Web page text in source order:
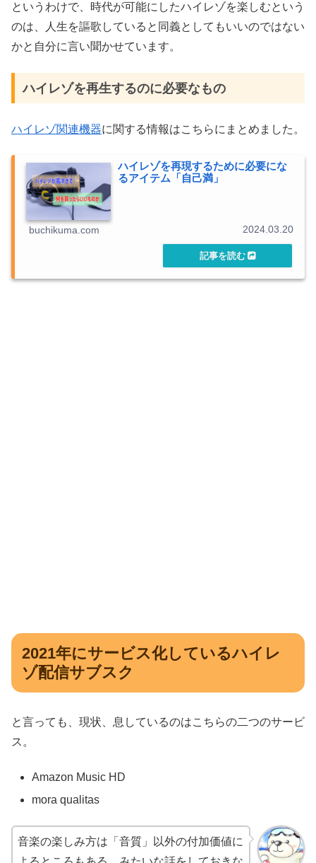
というわけで、時代が可能にしたハイレゾを楽しむという
のは、人生を謳歌していると同義としてもいいのではない
かと自分に言い聞かせています。
ハイレゾを再生するのに必要なもの
ハイレゾ関連機器に関する情報はこちらにまとめました。
ハイレゾを再現するために必要にな
るアイテム「自己満」
buchikuma.com 2024.03.20
2021年にサービス化しているハイレ
ゾ配信サブスク
と言っても、現状、息しているのはこちらの二つのサービ
ス。
Amazon Music HD
mora qualitas
音楽の楽しみ方は「音質」以外の付加価値に